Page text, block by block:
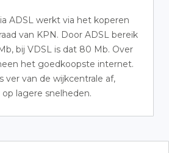
ADSL werkt via het koperen
van KPN. Door ADSL bereik
bij VDSL is dat 80 Mb. Over
het goedkoopste internet.
ver van de wijkcentrale af,
lagere snelheden.